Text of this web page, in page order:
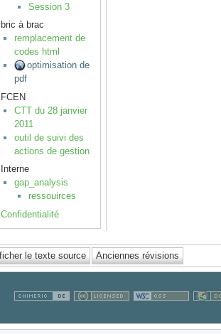
Session 3
bric à brac
remplacement de
codes html
optimisation de
pdf
FCEN
CTT du 28 janvier
2011
outil de suivi des
actions de gestion
Interne
gap_analysis
ressouirces
Confidentialité